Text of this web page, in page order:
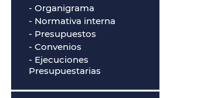
- Organigrama
- Normativa interna
- Presupuestos
- Convenios
- Ejecuciones
Presupuestarias